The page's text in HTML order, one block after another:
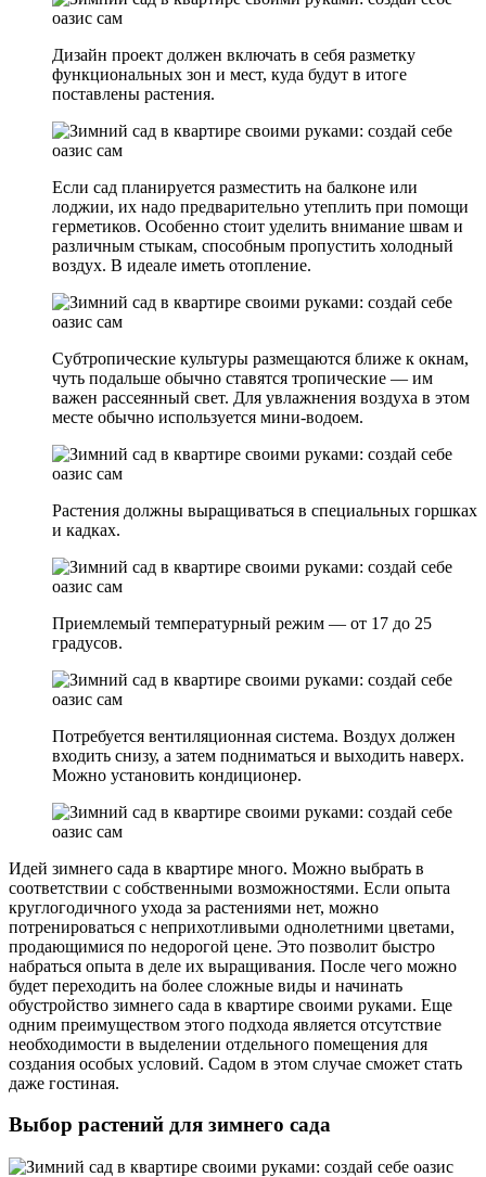
Дизайн проект должен включать в себя разметку
функциональных зон и мест, куда будут в итоге
поставлены растения.
Если сад планируется разместить на балконе или
лоджии, их надо предварительно утеплить при помощи
герметиков. Особенно стоит уделить внимание швам и
различным стыкам, способным пропустить холодный
воздух. В идеале иметь отопление.
Субтропические культуры размещаются ближе к окнам,
чуть подальше обычно ставятся тропические — им
важен рассеянный свет. Для увлажнения воздуха в этом
месте обычно используется мини-водоем.
Растения должны выращиваться в специальных горшках
и кадках.
Приемлемый температурный режим — от 17 до 25
градусов.
Потребуется вентиляционная система. Воздух должен
входить снизу, а затем подниматься и выходить наверх.
Можно установить кондиционер.
Идей зимнего сада в квартире много. Можно выбрать в
соответствии с собственными возможностями. Если опыта
круглогодичного ухода за растениями нет, можно
потренироваться с неприхотливыми однолетними цветами,
продающимися по недорогой цене. Это позволит быстро
набраться опыта в деле их выращивания. После чего можно
будет переходить на более сложные виды и начинать
обустройство зимнего сада в квартире своими руками. Еще
одним преимуществом этого подхода является отсутствие
необходимости в выделении отдельного помещения для
создания особых условий. Садом в этом случае сможет стать
даже гостиная.
Выбор растений для зимнего сада